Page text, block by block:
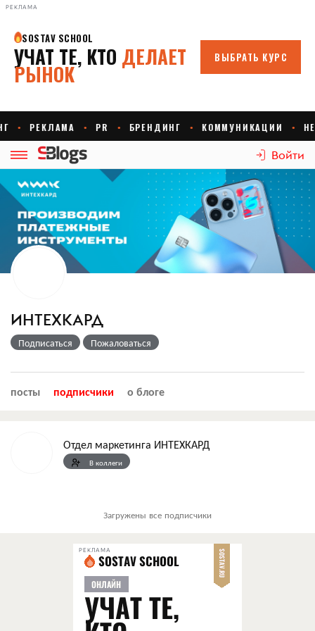
РЕКЛАМА
Войти
ИНТЕХКАРД
Подписаться Пожаловаться
посты подписчики о блоге
Отдел маркетинга ИНТЕХКАРД
В коллеги
Загружены все подписчики
РЕКЛАМА